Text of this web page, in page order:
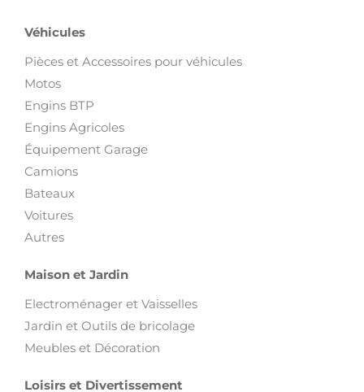
Véhicules
Pièces et Accessoires pour véhicules
Motos
Engins BTP
Engins Agricoles
Équipement Garage
Camions
Bateaux
Voitures
Autres
Maison et Jardin
Electroménager et Vaisselles
Jardin et Outils de bricolage
Meubles et Décoration
Loisirs et Divertissement